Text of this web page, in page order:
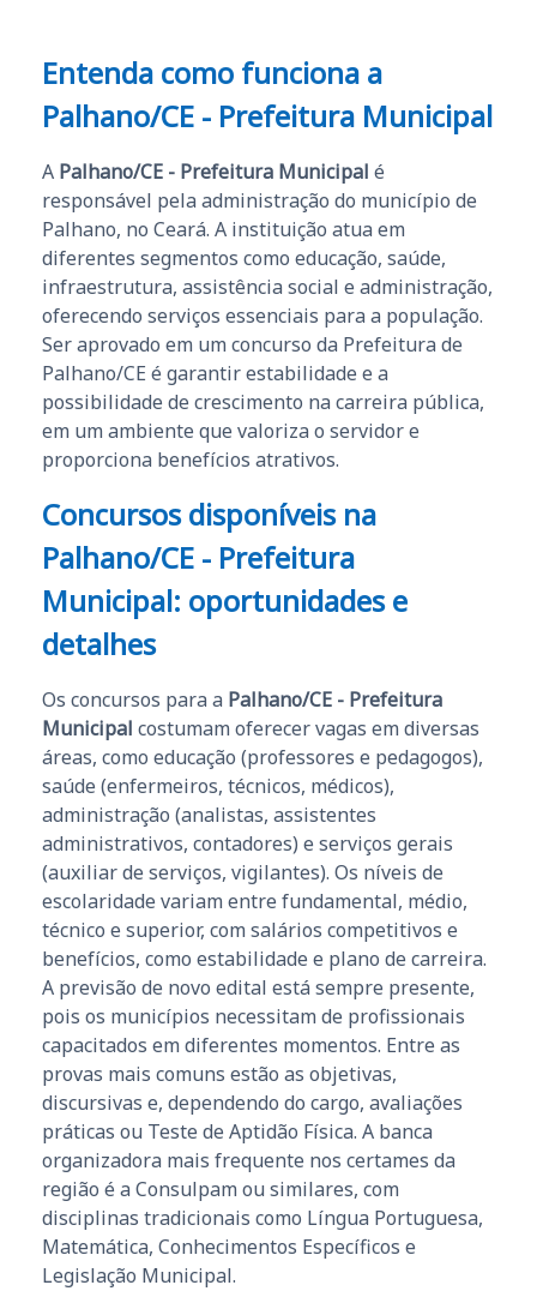
Entenda como funciona a
Palhano/CE - Prefeitura Municipal
A Palhano/CE - Prefeitura Municipal é
responsável pela administração do município de
Palhano, no Ceará. A instituição atua em
diferentes segmentos como educação, saúde,
infraestrutura, assistência social e administração,
oferecendo serviços essenciais para a população.
Ser aprovado em um concurso da Prefeitura de
Palhano/CE é garantir estabilidade e a
possibilidade de crescimento na carreira pública,
em um ambiente que valoriza o servidor e
proporciona benefícios atrativos.
Concursos disponíveis na
Palhano/CE - Prefeitura
Municipal: oportunidades e
detalhes
Os concursos para a Palhano/CE - Prefeitura
Municipal costumam oferecer vagas em diversas
áreas, como educação (professores e pedagogos),
saúde (enfermeiros, técnicos, médicos),
administração (analistas, assistentes
administrativos, contadores) e serviços gerais
(auxiliar de serviços, vigilantes). Os níveis de
escolaridade variam entre fundamental, médio,
técnico e superior, com salários competitivos e
benefícios, como estabilidade e plano de carreira.
A previsão de novo edital está sempre presente,
pois os municípios necessitam de profissionais
capacitados em diferentes momentos. Entre as
provas mais comuns estão as objetivas,
discursivas e, dependendo do cargo, avaliações
práticas ou Teste de Aptidão Física. A banca
organizadora mais frequente nos certames da
região é a Consulpam ou similares, com
disciplinas tradicionais como Língua Portuguesa,
Matemática, Conhecimentos Específicos e
Legislação Municipal.